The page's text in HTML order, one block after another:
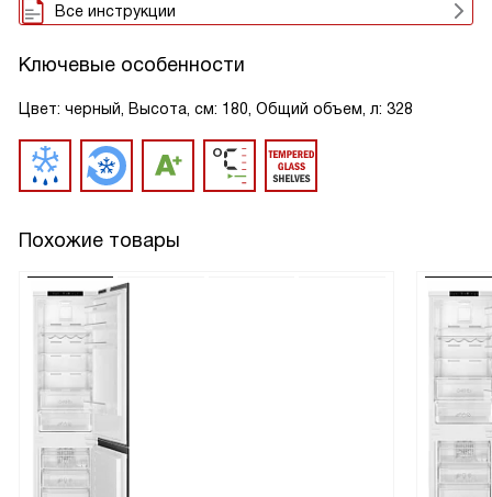
Все инструкции
Ключевые особенности
Цвет: черный, Высота, см: 180, Общий объем, л: 328
Похожие товары